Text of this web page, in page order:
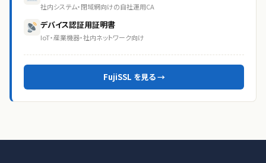
社内システム・閉域網向けの自社運用CA
デバイス認証用証明書
IoT・産業機器・社内ネットワーク向け
FujiSSL を見る →